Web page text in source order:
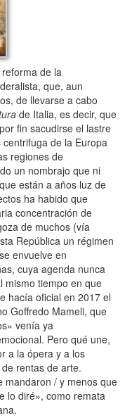
de la
que, aun
de llevarse a cabo
de Italia, es decir, que
fin sacudirse el lastre
de la Europa
regiones de
un nombrajo que ni
están a años luz de
ha habido que
concentración de
de muchos (vía
República un régimen
envuelve en
cuya agenda nunca
mismo tiempo en que
hacía oficial en 2017 el
Goffredo Mameli, que
venía ya
Pero qué une,
a la ópera y a los
rentas de arte.
mandaron / y menos que
lo diré», como remata